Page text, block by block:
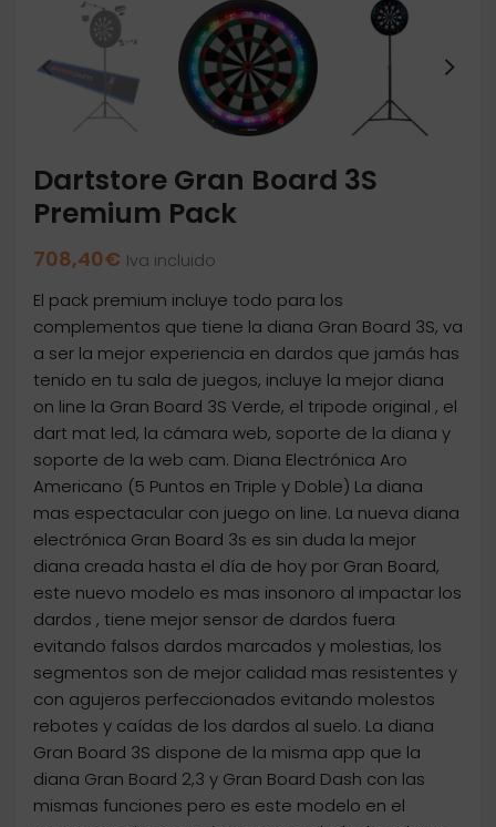
Dartstore Gran Board 3S
Premium Pack
708,40€ Iva incluido
El pack premium incluye todo para los
complementos que tiene la diana Gran Board 3S, va
a ser la mejor experiencia en dardos que jamás has
tenido en tu sala de juegos, incluye la mejor diana
on line la Gran Board 3S Verde, el tripode original , el
dart mat led, la cámara web, soporte de la diana y
soporte de la web cam. Diana Electrónica Aro
Americano (5 Puntos en Triple y Doble) La diana
mas espectacular con juego on line. La nueva diana
electrónica Gran Board 3s es sin duda la mejor
diana creada hasta el día de hoy por Gran Board,
este nuevo modelo es mas insonoro al impactar los
dardos , tiene mejor sensor de dardos fuera
evitando falsos dardos marcados y molestias, los
segmentos son de mejor calidad mas resistentes y
con agujeros perfeccionados evitando molestos
rebotes y caídas de los dardos al suelo. La diana
Gran Board 3S dispone de la misma app que la
diana Gran Board 2,3 y Gran Board Dash con las
mismas funciones pero es este modelo en el